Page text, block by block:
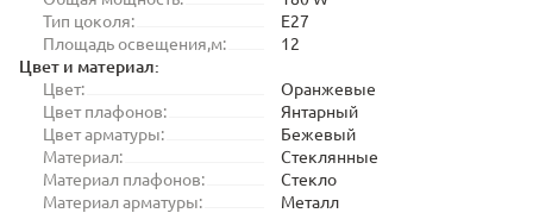
Тип цоколя:
E27
Площадь освещения,м:
12
Цвет и материал:
Цвет:
Оранжевые
Цвет плафонов:
Янтарный
Цвет арматуры:
Бежевый
Материал:
Стеклянные
Материал плафонов:
Стекло
Материал арматуры:
Металл